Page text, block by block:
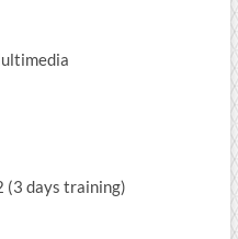
(3 days training)